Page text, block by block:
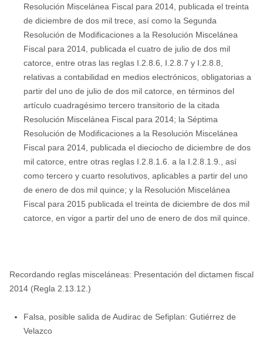
Resolución Miscelánea Fiscal para 2014, publicada el treinta
de diciembre de dos mil trece, así como la Segunda
Resolución de Modificaciones a la Resolución Miscelánea
Fiscal para 2014, publicada el cuatro de julio de dos mil
catorce, entre otras las reglas I.2.8.6, I.2.8.7 y I.2.8.8,
relativas a contabilidad en medios electrónicos, obligatorias a
partir del uno de julio de dos mil catorce, en términos del
artículo cuadragésimo tercero transitorio de la citada
Resolución Miscelánea Fiscal para 2014; la Séptima
Resolución de Modificaciones a la Resolución Miscelánea
Fiscal para 2014, publicada el dieciocho de diciembre de dos
mil catorce, entre otras reglas I.2.8.1.6. a la I.2.8.1.9., así
como tercero y cuarto resolutivos, aplicables a partir del uno
de enero de dos mil quince; y la Resolución Miscelánea
Fiscal para 2015 publicada el treinta de diciembre de dos mil
catorce, en vigor a partir del uno de enero de dos mil quince.
Recordando reglas misceláneas: Presentación del dictamen fiscal
2014 (Regla 2.13.12.)
Falsa, posible salida de Audirac de Sefiplan: Gutiérrez de
Velazco